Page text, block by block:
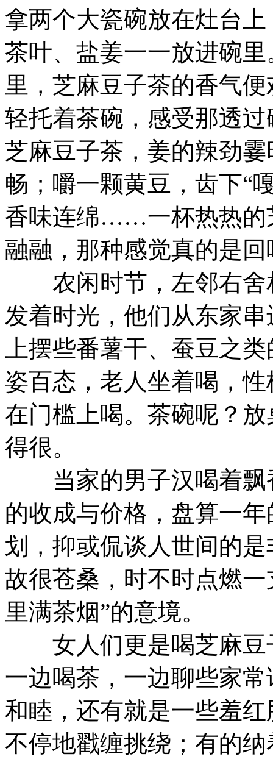
拿两个大瓷碗放在灶台
茶叶、盐姜一一放进碗
里，芝麻豆子茶的香气
轻托着茶碗，感受那透
芝麻豆子茶，姜的辣劲
畅；嚼一颗黄豆，齿下“
香味连绵……一杯热热的
融融，那种感觉真的是
农闲时节，左邻右舍
发着时光，他们从东家
上摆些番薯干、蚕豆之
姿百态，老人坐着喝，
在门槛上喝。茶碗呢？
得很。
当家的男子汉喝着飘
的收成与价格，盘算一
划，抑或侃谈人世间的
故很苍桑，时不时点燃
里满茶烟”的意境。
女人们更是喝芝麻豆
一边喝茶，一边聊些家
和睦，还有就是一些羞
不停地戳缠挑绕；有的